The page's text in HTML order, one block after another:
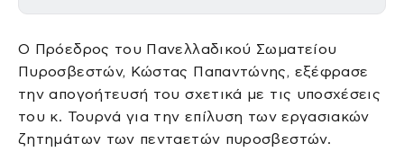
Ο Πρόεδρος του Πανελλαδικού Σωματείου
Πυροσβεστών, Κώστας Παπαντώνης, εξέφρασε
την απογοήτευσή του σχετικά με τις υποσχέσεις
του κ. Τουρνά για την επίλυση των εργασιακών
ζητημάτων των πενταετών πυροσβεστών.